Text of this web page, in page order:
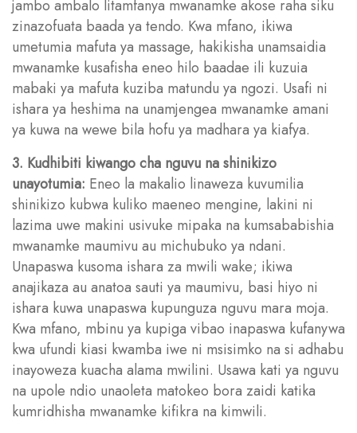
jambo ambalo litamfanya mwanamke akose raha siku
zinazofuata baada ya tendo. Kwa mfano, ikiwa
umetumia mafuta ya massage, hakikisha unamsaidia
mwanamke kusafisha eneo hilo baadae ili kuzuia
mabaki ya mafuta kuziba matundu ya ngozi. Usafi ni
ishara ya heshima na unamjengea mwanamke amani
ya kuwa na wewe bila hofu ya madhara ya kiafya.
3. Kudhibiti kiwango cha nguvu na shinikizo
unayotumia: Eneo la makalio linaweza kuvumilia
shinikizo kubwa kuliko maeneo mengine, lakini ni
lazima uwe makini usivuke mipaka na kumsababishia
mwanamke maumivu au michubuko ya ndani.
Unapaswa kusoma ishara za mwili wake; ikiwa
anajikaza au anatoa sauti ya maumivu, basi hiyo ni
ishara kuwa unapaswa kupunguza nguvu mara moja.
Kwa mfano, mbinu ya kupiga vibao inapaswa kufanywa
kwa ufundi kiasi kwamba iwe ni msisimko na si adhabu
inayoweza kuacha alama mwilini. Usawa kati ya nguvu
na upole ndio unaoleta matokeo bora zaidi katika
kumridhisha mwanamke kifikra na kimwili.